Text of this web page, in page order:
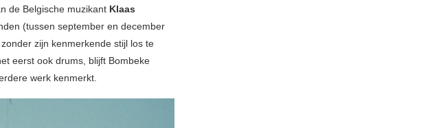
de Belgische muzikant Klaas
(tussen september en december
zijn kenmerkende stijl los te
eerst ook drums, blijft Bombeke
werk kenmerkt.